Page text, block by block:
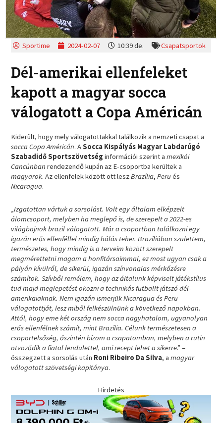
Sportime 2024-02-07 10:39 de. Csapatsportok
Dél-amerikai ellenfeleket
kapott a magyar socca
válogatott a Copa Américán
Kiderült, hogy mely válogatottakkal találkozik a nemzeti csapat a
socca Copa Américán. ASocca Kispályás Magyar Labdarúgó
Szabadidő Sportszövetséginformációi szerint amexikói
Cancúnbanrendezendő kupán az E-csoportba kerültek a
magyarok. Az ellenfelek között ott leszBrazília,Perués
Nicaragua.
„Izgatottan vártuk a sorsolást. Volt egy általam elképzelt
álomcsoport, melyben ha meglepő is, de szerepelt a 2022-es
világbajnok brazil válogatott. Már a csoportban találkozni egy
igazán erős ellenféllel mindig hálás teher. Brazíliában születtem,
természetes, hogy mindig is a terveim között szerepelt
megmérettetni magam a honfitársaimmal, ez most ugyan csak a
pályán kívülről, de sikerül, igazán színvonalas mérkőzésre
számítok. Szívből remélem, hogy az általunk képviselt játékstílus
tud majd meglepetést okozni a technikás futballt játszó dél-
amerikaiaknak. Nem igazán ismerjük Nicaragua és Peru
válogatottját, lesz miből felkészülnünk a következő napokban.
Attól, hogy eme két ország nem socca nagyhatalom, ugyanolyan
erős ellenfélnek számít, mint Brazília. Célunk természetesen a
csoportelsőség, őszintén bízom a csapatomban, melyben a rutin
ötvöződik a fiatal lendülettel, ami recept lehet a sikerre.” –
összegzett a sorsolás után Roni Ribeiro Da Silva, amagyar
válogatott szövetségi kapitánya.
Hirdetés